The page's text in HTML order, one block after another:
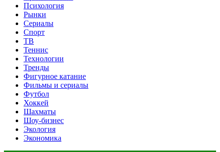
Психология
Рынки
Сериалы
Спорт
ТВ
Теннис
Технологии
Тренды
Фигурное катание
Фильмы и сериалы
Футбол
Хоккей
Шахматы
Шоу-бизнес
Экология
Экономика